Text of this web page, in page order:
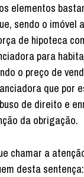
elementos
sendo o imóvel
de hipoteca
para
o preço de
que por
de direito e
da obrigação.
chamar a
desta sentença: